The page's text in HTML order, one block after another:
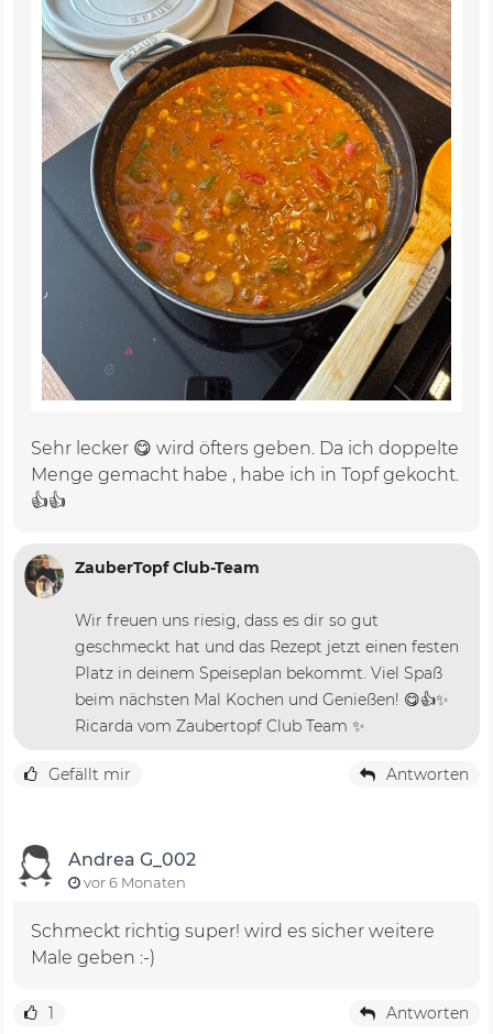
Sehr lecker 😋 wird öfters geben. Da ich doppelte
Menge gemacht habe , habe ich in Topf gekocht.
👍👍
ZauberTopf Club-Team
Wir freuen uns riesig, dass es dir so gut
geschmeckt hat und das Rezept jetzt einen festen
Platz in deinem Speiseplan bekommt. Viel Spaß
beim nächsten Mal Kochen und Genießen! 😋👍✨
Ricarda vom Zaubertopf Club Team ✨
Gefällt mir Antworten
Andrea G_002
vor 6 Monaten
Schmeckt richtig super! wird es sicher weitere
Male geben :-)
1 Antworten